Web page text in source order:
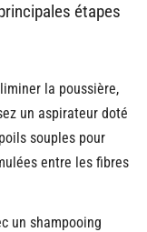
étapes
la poussière,
un aspirateur doté
souples pour
entre les fibres
un shampooing